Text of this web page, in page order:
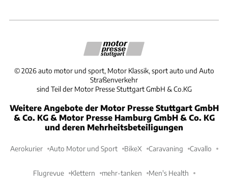
©2026 auto motor und sport, Motor Klassik, sport auto und Auto
Straßenverkehr
sind Teil der Motor Presse Stuttgart GmbH & Co.KG
Weitere Angebote der Motor Presse Stuttgart GmbH
& Co. KG & Motor Presse Hamburg GmbH & Co. KG
und deren Mehrheitsbeteiligungen
Aerokurier Auto Motor und Sport BikeX Caravaning Cavallo
Flugrevue Klettern mehr-tanken Men's Health